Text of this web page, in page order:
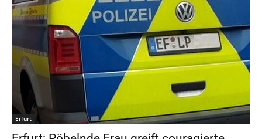
Erfurt